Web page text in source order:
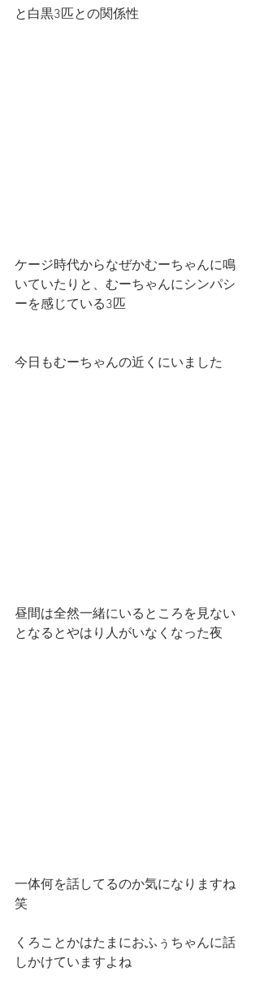
と白黒3匹との関係性
ケージ時代からなぜかむーちゃんに鳴
いていたりと、むーちゃんにシンパシ
ーを感じている3匹
今日もむーちゃんの近くにいました
昼間は全然一緒にいるところを見ない
となるとやはり人がいなくなった夜
一体何を話してるのか気になりますね
笑
くろことかはたまにおふぅちゃんに話
しかけていますよね